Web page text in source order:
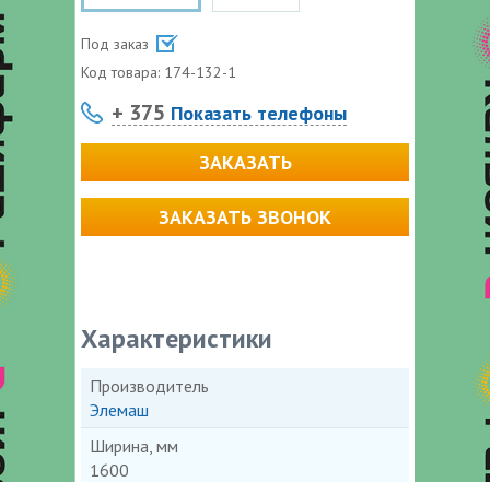
Под заказ
Код товара: 174-132-1
+ 375 Показать телефоны
ЗАКАЗАТЬ
ЗАКАЗАТЬ ЗВОНОК
Характеристики
Производитель
Элемаш
Ширина, мм
1600